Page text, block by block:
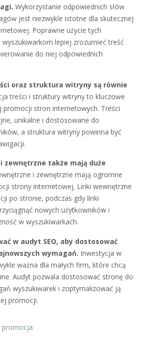
Wykorzystanie odpowiednich słów
jest niezwykle istotne dla skutecznej
Poprawne użycie tych
lepiej zrozumieć treść
do niej odpowiednich
oraz struktura witryny są równie
treści i struktury witryny to kluczowe
promocji stron internetowych. Treści
unikalne i dostosowane do
a struktura witryny powinna być
zewnętrzne także mają duże
i zewnętrzne mają ogromne
strony internetowej. Linki wewnętrzne
po stronie, podczas gdy linki
nowych użytkowników i
w wyszukiwarkach.
w audyt SEO, aby dostosować
wymagań. Inwestycja w
ważna dla małych firm, które chcą
Audyt pozwala dostosować stronę do
wyszukiwarek i zoptymalizować ją
promocji.
promocja